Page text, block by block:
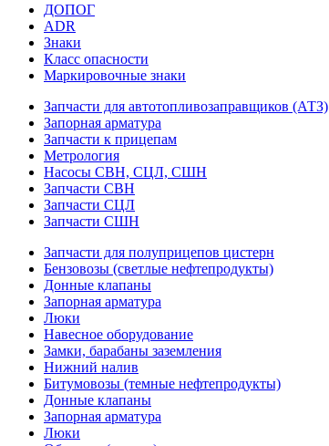
ДОПОГ
ADR
Знаки
Класс опасности
Маркировочные знаки
Запчасти для автотопливозаправщиков (АТЗ)
Запорная арматура
Запчасти к прицепам
Метрология
Насосы СВН, СЦЛ, СШН
Запчасти СВН
Запчасти СЦЛ
Запчасти СШН
Запчасти для полуприцепов цистерн
Бензовозы (светлые нефтепродукты)
Донные клапаны
Запорная арматура
Люки
Навесное оборудование
Замки, барабаны заземления
Нижний налив
Битумовозы (темные нефтепродукты)
Донные клапаны
Запорная арматура
Люки